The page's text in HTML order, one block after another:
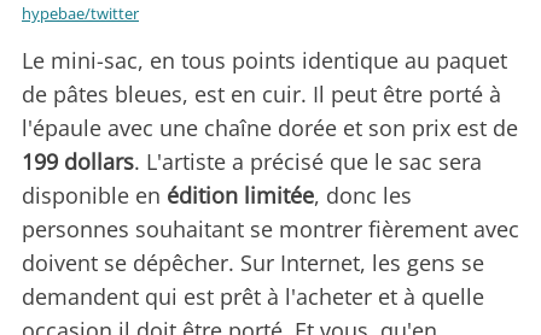
hypebae/twitter
Le mini-sac, en tous points identique au paquet
de pâtes bleues, est en cuir. Il peut être porté à
l'épaule avec une chaîne dorée et son prix est de
199 dollars. L'artiste a précisé que le sac sera
disponible en édition limitée, donc les
personnes souhaitant se montrer fièrement avec
doivent se dépêcher. Sur Internet, les gens se
demandent qui est prêt à l'acheter et à quelle